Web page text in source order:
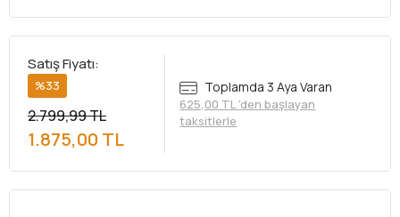
Satış Fiyatı:
%33
2.799,99 TL
1.875,00 TL
Toplamda 3 Aya Varan
625,00 TL 'den başlayan
taksitlerle